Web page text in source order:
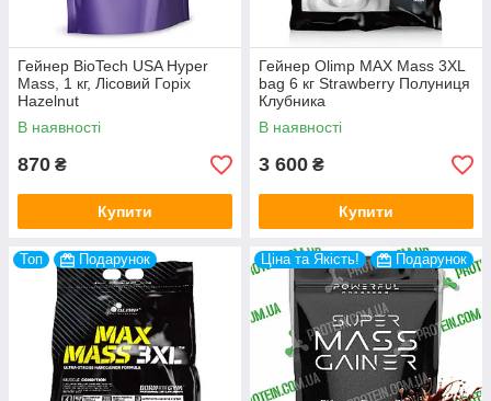
Гейнер BioTech USA Hyper
Mass, 1 кг, Лісовий Горіх
Hazelnut
В наявності
870 ₴
Купити
Гейнер Olimp MAX Mass 3XL
bag 6 кг Strawberry Полуниця
Клубника
В наявності
3 600 ₴
Купити
Топ Подарунок Ціна та Якість! Подарунок